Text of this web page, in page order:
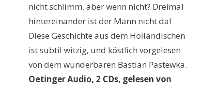
nicht schlimm, aber wenn nicht? Dreimal
hintereinander ist der Mann nicht da!
Diese Geschichte aus dem Holländischen
ist subtil witzig, und köstlich vorgelesen
von dem wunderbaren Bastian Pastewka.
Oetinger Audio, 2 CDs, gelesen von